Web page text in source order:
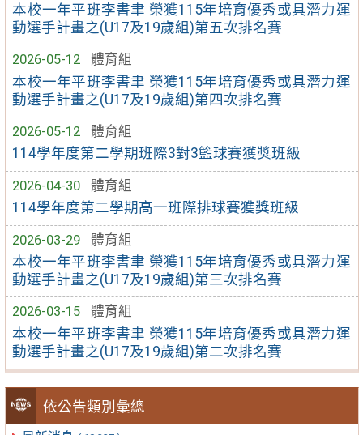
本校一年平班李書聿 榮獲115年培育優秀或具潛力運
動選手計畫之(U17及19歲組)第五次排名賽
2026-05-12
體育組
本校一年平班李書聿 榮獲115年培育優秀或具潛力運
動選手計畫之(U17及19歲組)第四次排名賽
2026-05-12
體育組
114學年度第二學期班際3對3籃球賽獲獎班級
2026-04-30
體育組
114學年度第二學期高一班際排球賽獲獎班級
2026-03-29
體育組
本校一年平班李書聿 榮獲115年培育優秀或具潛力運
動選手計畫之(U17及19歲組)第三次排名賽
2026-03-15
體育組
本校一年平班李書聿 榮獲115年培育優秀或具潛力運
動選手計畫之(U17及19歲組)第二次排名賽
依公告類別彙總